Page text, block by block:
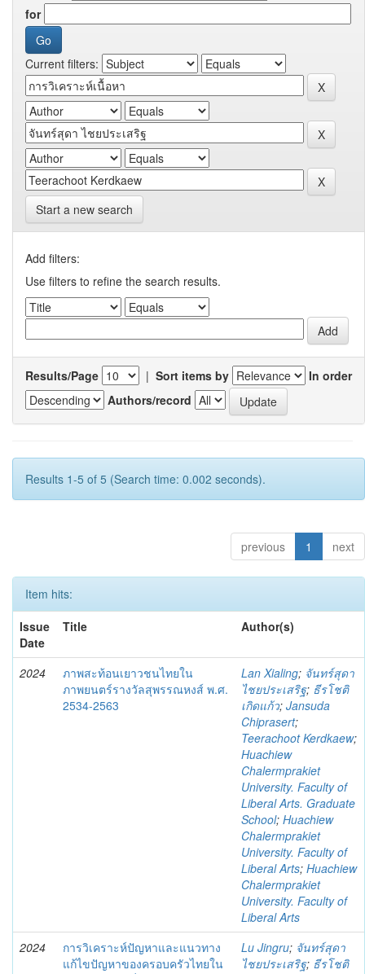
for
Current filters:
Start a new search
Add filters:
Use filters to refine the search results.
Results/Page | Sort items by
In order
Authors/record
Results 1-5 of 5 (Search time: 0.002 seconds).
previous 1 next
Item hits:
Issue
Date
Title Author(s)
2024
ภาพสะท้อนเยาวชนไทยใน
ภาพยนตร์รางวัลสุพรรณหงส์ พ.ศ.
2534-2563
Lan Xialing; จันทร์สุดา
ไชยประเสริฐ; ธีรโชติ
เกิดแก้ว; Jansuda
Chiprasert;
Teerachoot Kerdkaew;
Huachiew
Chalermprakiet
University. Faculty of
Liberal Arts. Graduate
School; Huachiew
Chalermprakiet
University. Faculty of
Liberal Arts; Huachiew
Chalermprakiet
University. Faculty of
Liberal Arts
2024
การวิเคราะห์ปัญหาและแนวทาง
แก้ไขปัญหาของครอบครัวไทยใน
Lu Jingru; จันทร์สุดา
ไชยประเสริฐ; ธีรโชติ